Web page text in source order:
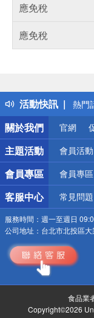
應免稅
應免稅
活動快訊
得獎
熱門
銀行
偏遠
詐騙
關於我們
官網
主題活動 會員活動
會員專區 會員專區
客服中心 常見問題
服務時間： 週一至週日
公司地址： 台北市北投區
食品業
Copyright©2026